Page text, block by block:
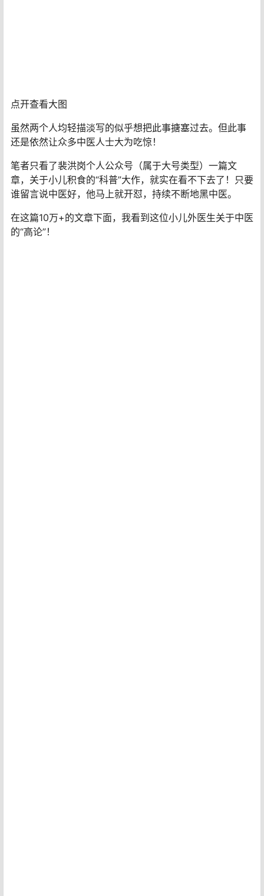
点开查看大图
虽然两个人均轻描淡写的似乎想把此事搪塞过去。但此事
还是依然让众多中医人士大为吃惊！
笔者只看了裴洪岗个人公众号（属于大号类型）一篇文
章，关于小儿积食的“科普”大作，就实在看不下去了！只要
谁留言说中医好，他马上就开怼，持续不断地黑中医。
在这篇10万+的文章下面，我看到这位小儿外医生关于中医
的“高论”！